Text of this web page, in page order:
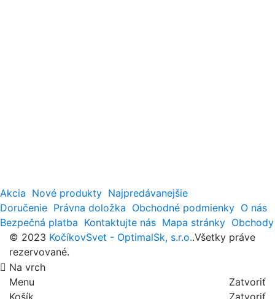
Akcia Nové produkty Najpredávanejšie
Doručenie Právna doložka Obchodné podmienky O nás
Bezpečná platba Kontaktujte nás Mapa stránky Obchody
© 2023 KočíkovSvet - OptimalSk, s.r.o..Všetky práve
rezervované.
Na vrch
Menu
Zatvoriť
Košík
Zatvoriť